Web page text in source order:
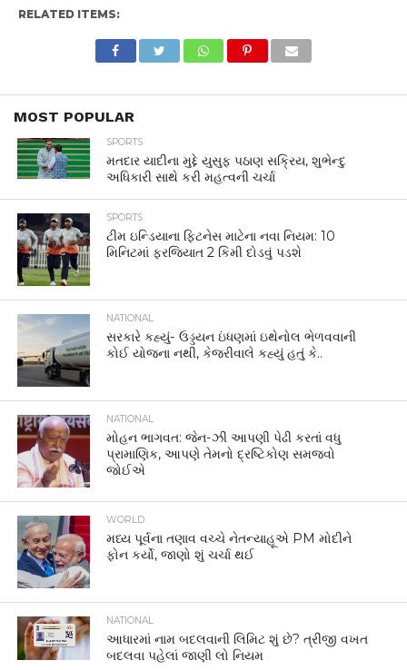
RELATED ITEMS:
MOST POPULAR
SPORTS
મતદાર યાદીના મુદ્દે યુસુફ પઠાણ સક્રિય, શુભેન્દુ
અધિકારી સાથે કરી મહત્વની ચર્ચા
SPORTS
ટીમ ઇન્ડિયાના ફિટનેસ માટેના નવા નિયમ: 10
મિનિટમાં ફરજિયાત 2 કિમી દોડવું પડશે
NATIONAL
સરકારે કહ્યું- ઉડ્ડયન ઇંધણમાં ઇથેનોલ ભેળવવાની
કોઈ યોજના નથી, કેજરીવાલે કહ્યું હતું કે..
NATIONAL
મોહન ભાગવત: જેન-ઝી આપણી પેઢી કરતાં વધુ
પ્રામાણિક, આપણે તેમનો દ્રષ્ટિકોણ સમજવો
જોઈએ
WORLD
મધ્ય પૂર્વના તણાવ વચ્ચે નેતન્યાહૂએ PM મોદીને
ફોન કર્યો, જાણો શું ચર્ચા થઈ
NATIONAL
આધારમાં નામ બદલવાની લિમિટ શું છે? ત્રીજી વખત
બદલવા પહેલાં જાણી લો નિયમ